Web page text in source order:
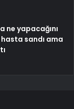
ne yapacağını
sandı ama